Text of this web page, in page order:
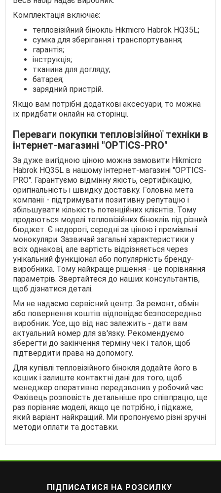
Комплектація включає:
тепловізійний бінокль Hikmicro Habrok HQ35L;
сумка для зберігання і транспортування;
гарантія;
інструкція;
тканина для догляду;
батарея;
зарядний пристрій.
Якщо вам потрібні додаткові аксесуари, то можна
їх придбати онлайн на сторінці.
Переваги покупки тепловізійної техніки в
інтернет-магазині "OPTICS-PRO"
За дуже вигідною ціною можна замовити Hikmicro
Habrok HQ35L в нашому інтернет-магазині "OPTICS-
PRO". Гарантуємо відмінну якість, сертифікацію,
оригінальність і швидку доставку. Головна мета
компанії - підтримувати позитивну репутацію і
збільшувати кількість потенційних клієнтів. Тому
продаються моделі тепловізійних біноклів під різний
бюджет. Є недорогі, середні за ціною і преміальні
монокуляри. Зазвичай загальні характеристики у
всіх однакові, але вартість відрізняється через
унікальний функціонал або популярність бренду-
виробника. Тому найкраще рішення - це порівняння
параметрів. Звертайтеся до наших консультантів,
щоб дізнатися деталі.
Ми не надаємо сервісний центр. За ремонт, обмін
або повернення коштів відповідає безпосередньо
виробник. Усе, що від нас залежить - дати вам
актуальний номер для зв'язку. Рекомендуємо
зберегти до закінчення терміну чек і талон, щоб
підтвердити права на допомогу.
Для купівлі тепловізійного бінокля додайте його в
кошик і залиште контактні дані для того, щоб
менеджер оперативно передзвонив у робочий час.
Фахівець розповість детальніше про співпрацю, ще
раз порівняє моделі, якщо це потрібно, і підкаже,
який варіант найкращий. Ми пропонуємо різні зручні
методи оплати та доставки.
ПІДПИСАТИСЯ НА РОЗСИЛКУ